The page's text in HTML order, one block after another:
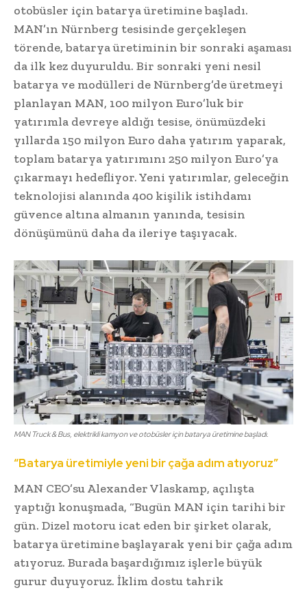
otobüsler için batarya üretimine başladı.
MAN’ın Nürnberg tesisinde gerçekleşen
törende, batarya üretiminin bir sonraki aşaması
da ilk kez duyuruldu. Bir sonraki yeni nesil
batarya ve modülleri de Nürnberg’de üretmeyi
planlayan MAN, 100 milyon Euro’luk bir
yatırımla devreye aldığı tesise, önümüzdeki
yıllarda 150 milyon Euro daha yatırım yaparak,
toplam batarya yatırımını 250 milyon Euro’ya
çıkarmayı hedefliyor. Yeni yatırımlar, geleceğin
teknolojisi alanında 400 kişilik istihdamı
güvence altına almanın yanında, tesisin
dönüşümünü daha da ileriye taşıyacak.
MAN Truck & Bus, elektrikli kamyon ve otobüsler için batarya üretimine başladı.
“Batarya üretimiyle yeni bir çağa adım atıyoruz”
MAN CEO’su Alexander Vlaskamp, açılışta
yaptığı konuşmada, “Bugün MAN için tarihi bir
gün. Dizel motoru icat eden bir şirket olarak,
batarya üretimine başlayarak yeni bir çağa adım
atıyoruz. Burada başardığımız işlerle büyük
gurur duyuyoruz. İklim dostu tahrik